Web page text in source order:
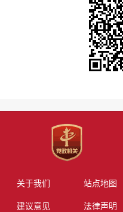
关于我们 站点地图
建议意见 法律声明